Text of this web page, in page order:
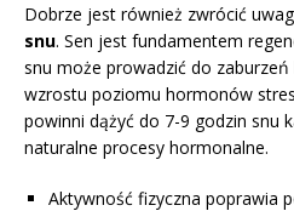
Dobrze jest również zwrócić
snu. Sen jest fundamentem
snu może prowadzić do
wzrostu poziomu hormonów
powinni dążyć do 7-9 godzin snu
naturalne procesy hormonalne.
Aktywność fizyczna poprawia